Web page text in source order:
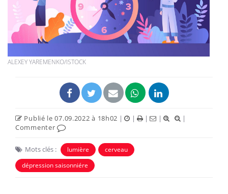
ALEXEY YAREMENKO/ISTOCK
Publié le 07.09.2022 à 18h02 | | | |
|
Commenter
Mots clés : lumière
cerveau
dépression saisonniére